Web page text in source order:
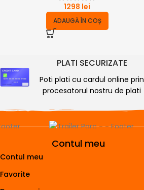
1298 lei
ADAUGĂ ÎN COȘ
PLATI SECURIZATE
Poti plati cu cardul online prin
procesatorul nostru de plati
Contul meu
Contul meu
Favorite